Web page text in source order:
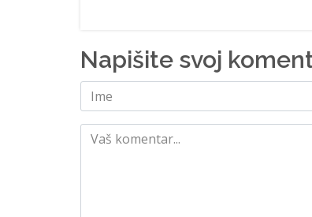
Napišite svoj